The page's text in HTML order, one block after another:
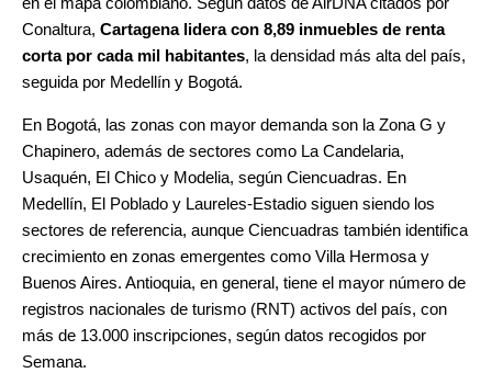
Conaltura, Cartagena lidera con 8,89 inmuebles de renta
corta por cada mil habitantes, la densidad más alta del país,
seguida por Medellín y Bogotá.
En Bogotá, las zonas con mayor demanda son la Zona G y
Chapinero, además de sectores como La Candelaria,
Usaquén, El Chico y Modelia, según Ciencuadras. En
Medellín, El Poblado y Laureles-Estadio siguen siendo los
sectores de referencia, aunque Ciencuadras también identifica
crecimiento en zonas emergentes como Villa Hermosa y
Buenos Aires. Antioquia, en general, tiene el mayor número de
registros nacionales de turismo (RNT) activos del país, con
más de 13.000 inscripciones, según datos recogidos por
Semana.